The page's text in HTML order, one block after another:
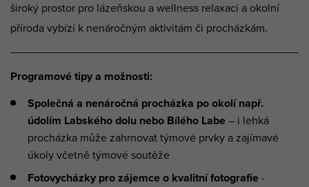
široký prostor pro lázeňskou a wellness relaxaci a okolní
příroda vybízí k nenáročným aktivitám či procházkám.
Programové tipy a možnosti:
Společná a nenáročná procházka po okolí např.
údolím Labského dolu nebo Bílého Labe – i lehká
procházka může zahrnovat týmové prvky a zajímavé
úkoly včetně týmové soutěže
Fotovycházky pro zájemce o kvalitní fotografie -